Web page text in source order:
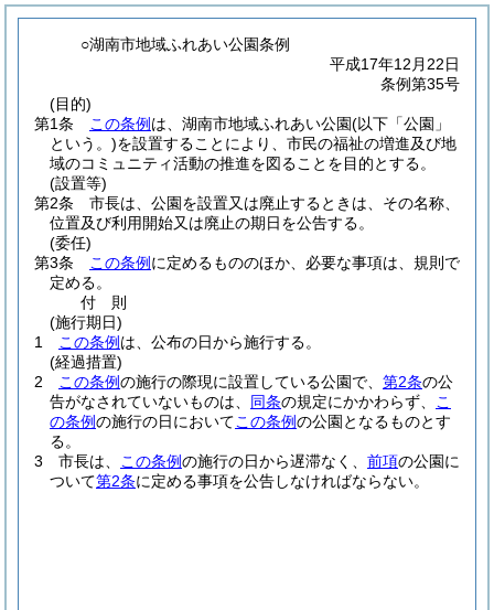
○湖南市地域ふれあい公園条例
平成17年12月22日
条例第35号
(目的)
第1条
この条例 は、湖南市地域ふれあい公園(以下「公園」
という。)を設置することにより、市民の福祉の増進及び地
域のコミュニティ活動の推進を図ることを目的とする。
(設置等)
第2条
市長は、公園を設置又は廃止するときは、その名称、
位置及び利用開始又は廃止の期日を公告する。
(委任)
第3条
この条例 に定めるもののほか、必要な事項は、規則で
定める。
付 則
(施行期日)
1
この条例 は、公布の日から施行する。
(経過措置)
2
この条例の施行の際現に設置している公園で、 第2条の公
告がなされていないものは、 同条の規定にかかわらず、
こ
の条例の施行の日においてこの条例の公園となるものとす
る。
3
市長は、 この条例の施行の日から遅滞なく、 前項の公園に
ついて第2条に定める事項を公告しなければならない。